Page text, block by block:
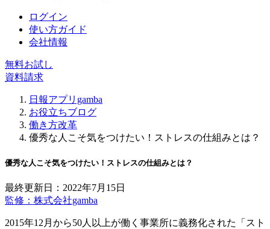
ログイン
使い方ガイド
会社情報
無料お試し
資料請求
日報アプリgamba
お役立ちブログ
働き方改革
優秀な人こそ気をつけたい！ストレスの仕組みとは？
優秀な人こそ気をつけたい！ストレスの仕組みとは？
最終更新日：2022年7月15日
監修：株式会社gamba
2015年12月から50人以上が働く事業所に義務化された「スト